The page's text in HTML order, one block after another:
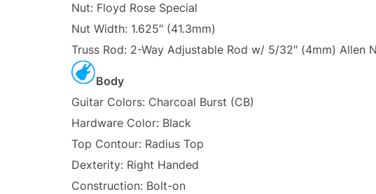
Nut: Floyd Rose Special
Nut Width: 1.625″ (41.3mm)
Truss Rod: 2-Way Adjustable Rod w/ 5/32″ (4mm) Allen
Body
Guitar Colors: Charcoal Burst (CB)
Hardware Color: Black
Top Contour: Radius Top
Dexterity: Right Handed
Construction: Bolt-on